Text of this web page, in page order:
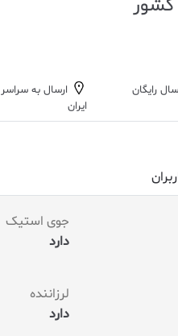
ی
ز
کشور
رایگان
ارسال به سراسر
ایران
جوی استیک
دارد
لرزاننده
دارد